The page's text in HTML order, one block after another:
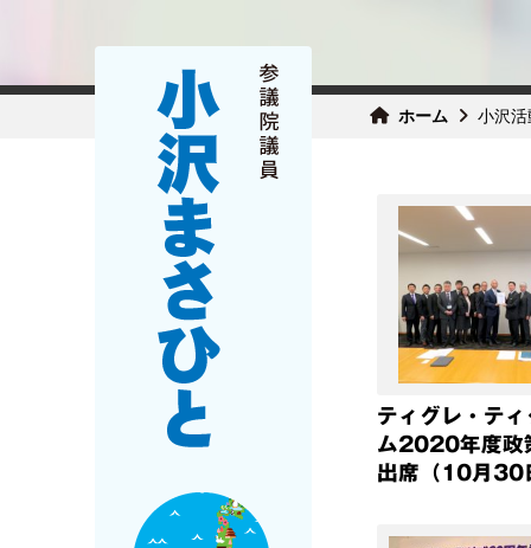
ホーム 小沢
ティグレ・テ
ム2020年度政
出席（10月30